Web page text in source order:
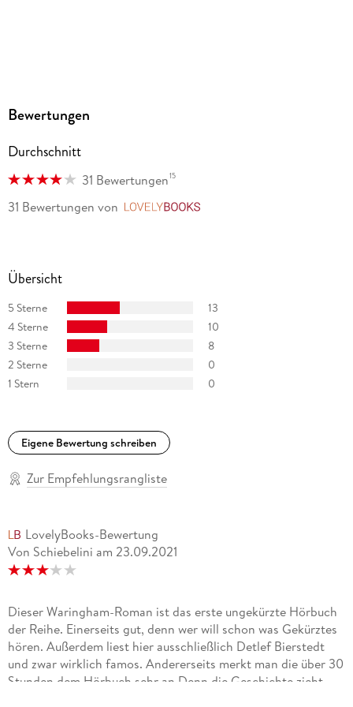
Bewertungen
Durchschnitt
31 Bewertungen15
31 Bewertungen von
Übersicht
5 Sterne
13
4 Sterne
10
3 Sterne
8
2 Sterne
0
1 Stern
0
Eigene Bewertung schreiben
Zur Empfehlungsrangliste
LovelyBooks-Bewertung
Von Schiebelini am 23.09.2021
Dieser Waringham-Roman ist das erste ungekürzte Hörbuch
der Reihe. Einerseits gut, denn wer will schon was Gekürztes
hören. Außerdem liest hier ausschließlich Detlef Bierstedt
und zwar wirklich famos. Andererseits merkt man die über 30
Stunden dem Hörbuch sehr an.Denn die Geschichte zieht